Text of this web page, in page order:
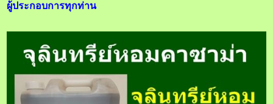
ผู้ประกอบการทุกท่าน